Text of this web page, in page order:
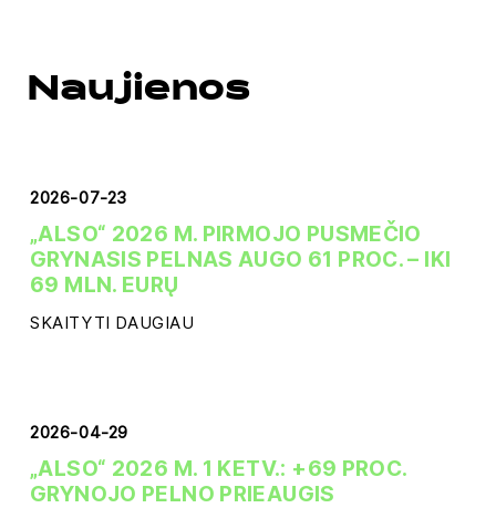
Naujienos
2026-07-23
„ALSO“ 2026 M. PIRMOJO PUSMEČIO
GRYNASIS PELNAS AUGO 61 PROC. – IKI
69 MLN. EURŲ
SKAITYTI DAUGIAU
2026-04-29
„ALSO“ 2026 M. 1 KETV.: +69 PROC.
GRYNOJO PELNO PRIEAUGIS